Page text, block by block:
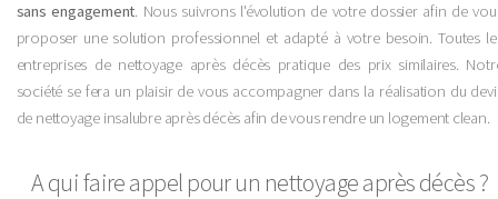
sans engagement. Nous suivrons l'évolution de votre dossier afin de
proposer une solution professionnel et adapté à votre besoin. Toutes
entreprises de nettoyage après décès pratique des prix similaires.
société se fera un plaisir de vous accompagner dans la réalisation du
de nettoyage insalubre après décès afin de vous rendre un logement clean.
A qui faire appel pour un nettoyage après décès ?